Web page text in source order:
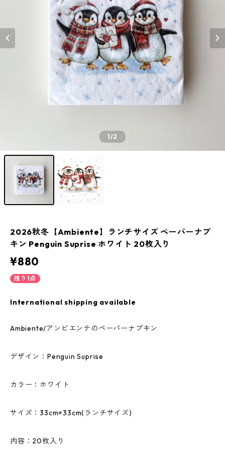
1/2
2026秋冬【Ambiente】ランチサイズ ペーパーナプ
キン Penguin Suprise ホワイト 20枚入り
¥880
残り1点
International shipping available
Ambiente/アンビエンテのペーパーナプキン
デザイン：Penguin Suprise
カラー：ホワイト
サイズ：33cm×33cm(ランチサイズ)
内容：20枚入り